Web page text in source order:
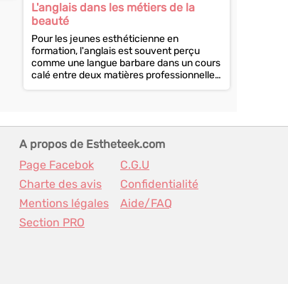
L'anglais dans les métiers de la
beauté
Pour les jeunes esthéticienne en
formation, l'anglais est souvent perçu
comme une langue barbare dans un cours
calé entre deux matières professionnelles
beaucoup...
A propos de Estheteek.com
Page Facebok
C.G.U
Charte des avis
Confidentialité
Mentions légales
Aide/FAQ
Section PRO